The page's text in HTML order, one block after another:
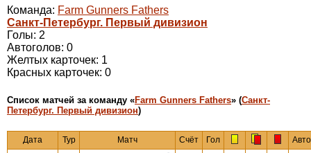
Команда: Farm Gunners Fathers
Санкт-Петербург. Первый дивизион
Голы: 2
Автоголов: 0
Желтых карточек: 1
Красных карточек: 0
Cписок матчей за команду «Farm Gunners Fathers» (Санкт-
Петербург. Первый дивизион)
Дата Тур Матч Счёт Гол Авто